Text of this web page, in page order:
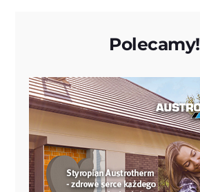
Polecamy!